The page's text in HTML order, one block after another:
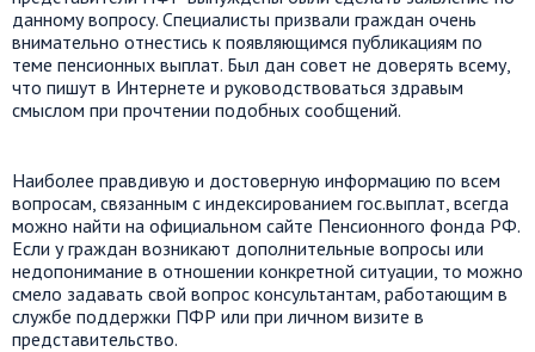
данному вопросу. Специалисты призвали граждан очень
внимательно отнестись к появляющимся публикациям по
теме пенсионных выплат. Был дан совет не доверять всему,
что пишут в Интернете и руководствоваться здравым
смыслом при прочтении подобных сообщений.
Наиболее правдивую и достоверную информацию по всем
вопросам, связанным с индексированием гос.выплат, всегда
можно найти на официальном сайте Пенсионного фонда РФ.
Если у граждан возникают дополнительные вопросы или
недопонимание в отношении конкретной ситуации, то можно
смело задавать свой вопрос консультантам, работающим в
службе поддержки ПФР или при личном визите в
представительство.